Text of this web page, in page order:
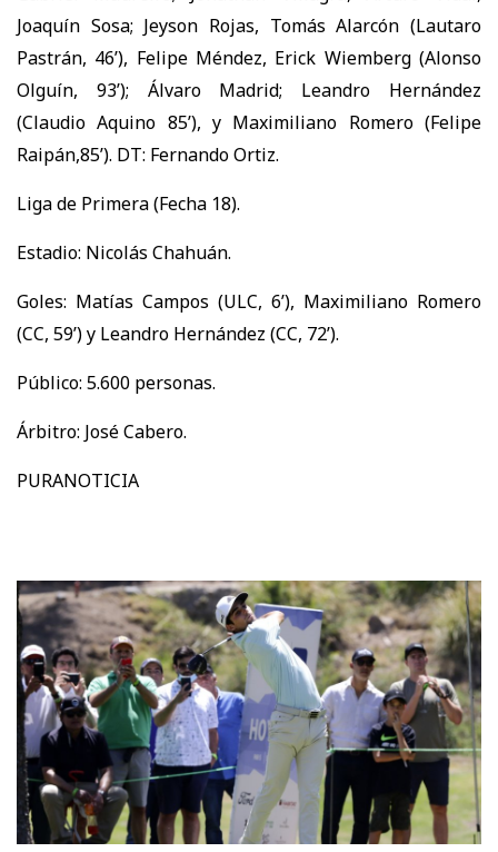
Joaquín Sosa; Jeyson Rojas, Tomás Alarcón (Lautaro
Pastrán, 46’), Felipe Méndez, Erick Wiemberg (Alonso
Olguín, 93’); Álvaro Madrid; Leandro Hernández
(Claudio Aquino 85’), y Maximiliano Romero (Felipe
Raipán,85’). DT: Fernando Ortiz.
Liga de Primera (Fecha 18).
Estadio: Nicolás Chahuán.
Goles: Matías Campos (ULC, 6’), Maximiliano Romero
(CC, 59’) y Leandro Hernández (CC, 72’).
Público: 5.600 personas.
Árbitro: José Cabero.
PURANOTICIA